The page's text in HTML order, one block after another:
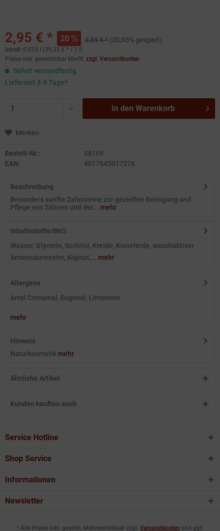
2,95 € * 20 3,69 € * (20,05% gespart)
Inhalt: 0.075 l (39,33 € * / 1 l)
Preise inkl. gesetzlicher MwSt. zzgl. Versandkosten
Sofort versandfertig,
Lieferzeit 3-5 Tage*
In den Warenkorb
Merken
Bestell-Nr.:
58109
EAN:
4017645017276
Beschreibung
Besonders sanfte Zahncreme zur gezielten Reinigung und
Pflege von Zähnen und der... mehr
Inhaltsstoffe/INCI
Wasser, Glycerin, Sorbitol, Kreide, Kieselerde, waschaktiver
Aminosäureester, Alginat,... mehr
Allergene
Amyl Cinnamal, Eugenol, Limonene
mehr
Hinweis
Naturkosmetik mehr
Ähnliche Artikel
Kunden kauften auch
Service Hotline
Shop Service
Informationen
Newsletter
* Alle Preise inkl. gesetzl. Mehrwertsteuer zzgl. Versandkosten und ggf.